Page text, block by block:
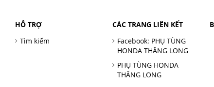
HỖ TRỢ
Tìm kiếm
CÁC TRANG LIÊN KẾT
Facebook: PHỤ TÙNG
HONDA THĂNG LONG
PHỤ TÙNG HONDA
THĂNG LONG